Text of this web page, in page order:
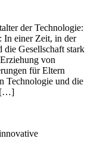
der Technologie:
In einer Zeit, in der
Gesellschaft stark
von
für Eltern
Technologie und die
[…]